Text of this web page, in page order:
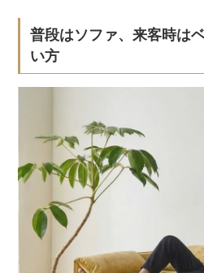
普段はソファ、来客時は
い方